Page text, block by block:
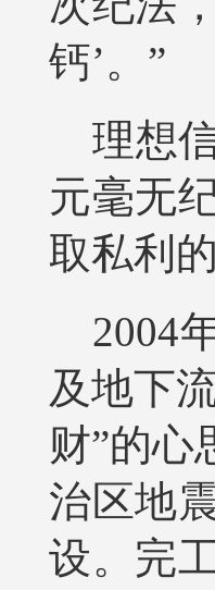
钙’。”
理想
元毫无
取私利的
2004
及地下
财”的心
治区地
设。完